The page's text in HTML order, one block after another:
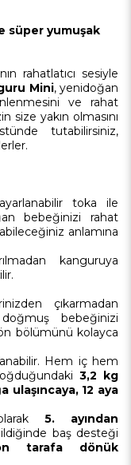
süper yumuşak
rahatlatıcı sesiyle
Mini, yenidoğan
ve rahat
size yakın olmasını
tutabilirsiniz,
toka ile
bebeğinizi rahat
anlamına
kanguruya
çıkarmadan
bebeğinizi
ön bölümünü kolayca
Hem iç hem
3,2 kg
ulaşıncaya, 12 aya
5. ayından
baş desteği
tarafa dönük